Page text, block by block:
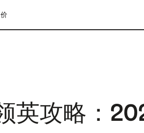
英攻略：